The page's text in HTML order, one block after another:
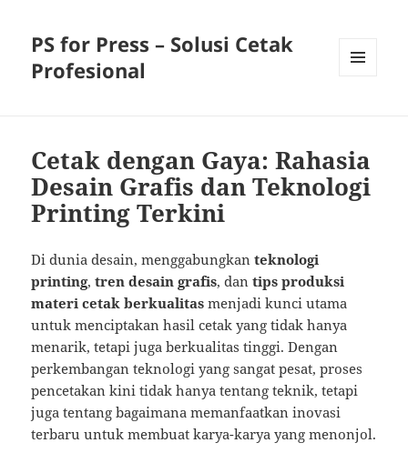
PS for Press – Solusi Cetak
Profesional
Cetak dengan Gaya: Rahasia
Desain Grafis dan Teknologi
Printing Terkini
Di dunia desain, menggabungkanteknologi
printing,tren desain grafis, dantips produksi
materi cetak berkualitas menjadi kunci utama
untuk menciptakan hasil cetak yang tidak hanya
menarik, tetapi juga berkualitas tinggi. Dengan
perkembangan teknologi yang sangat pesat, proses
pencetakan kini tidak hanya tentang teknik, tetapi
juga tentang bagaimana memanfaatkan inovasi
terbaru untuk membuat karya-karya yang menonjol.